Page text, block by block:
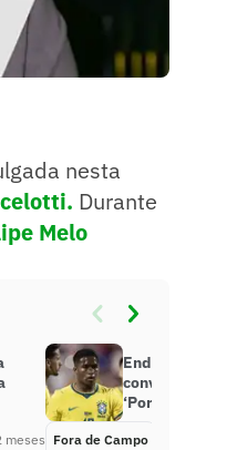
nesta
Durante
Melo
meses
Endrick agita
convocação
‘Por favor’
Fora de Campo